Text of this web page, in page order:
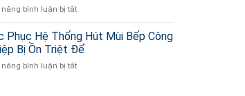
TP.HCM
Có
Tốt
năng bình luận bị tắt
Mua
Bếp
Chiên
Phục Hệ Thống Hút Mùi Bếp Công
Bị Ồn Triệt Để
năng bình luận bị tắt